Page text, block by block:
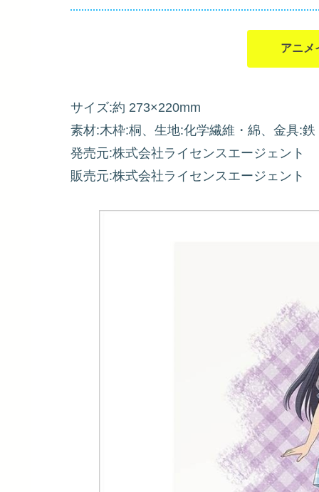
アニメ
サイズ:約 273×220mm
素材:木枠:桐、生地:化学繊維・綿、金具:鉄
発売元:株式会社ライセンスエージェント
販売元:株式会社ライセンスエージェント